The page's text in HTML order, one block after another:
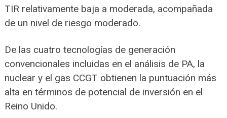
TIR relativamente baja a moderada, acompañada
de un nivel de riesgo moderado.
De las cuatro tecnologías de generación
convencionales incluidas en el análisis de PA, la
nuclear y el gas CCGT obtienen la puntuación más
alta en términos de potencial de inversión en el
Reino Unido.